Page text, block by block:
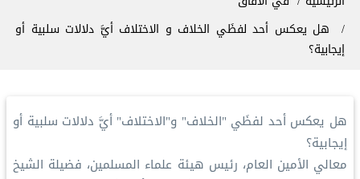
هل يعكس أحد لفظَي الخلاف و الاختلاف أيَّ دلالات سلبية أو
إيجابية؟
هل يعكس أحد لفظَي "الخلاف" و"الاختلاف" أيَّ دلالات سلبية أو
إيجابية؟
معالي الأمين العام، رئيس هيئة علماء المسلمين، فضيلة الشيخ